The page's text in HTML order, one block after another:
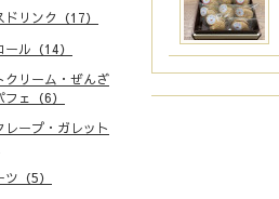
ドリンク（17）
ール（14）
クリーム・ぜんざ
ェ（6）
レープ・ガレット
（5）